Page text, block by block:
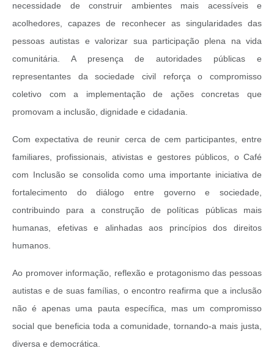
necessidade de construir ambientes mais acessíveis e
acolhedores, capazes de reconhecer as singularidades das
pessoas autistas e valorizar sua participação plena na vida
comunitária. A presença de autoridades públicas e
representantes da sociedade civil reforça o compromisso
coletivo com a implementação de ações concretas que
promovam a inclusão, dignidade e cidadania.
Com expectativa de reunir cerca de cem participantes, entre
familiares, profissionais, ativistas e gestores públicos, o Café
com Inclusão se consolida como uma importante iniciativa de
fortalecimento do diálogo entre governo e sociedade,
contribuindo para a construção de políticas públicas mais
humanas, efetivas e alinhadas aos princípios dos direitos
humanos.
Ao promover informação, reflexão e protagonismo das pessoas
autistas e de suas famílias, o encontro reafirma que a inclusão
não é apenas uma pauta específica, mas um compromisso
social que beneficia toda a comunidade, tornando-a mais justa,
diversa e democrática.